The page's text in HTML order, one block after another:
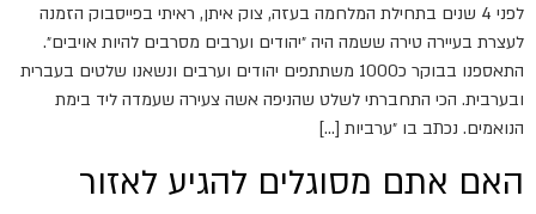
לפני 4 שנים בתחילת המלחמה בעזה, צוק איתן, ראיתי בפייסבוק הזמנה
לעצרת בעיירה טירה ששמה היה ״יהודים וערבים מסרבים להיות אויבים״.
התאספנו בבוקר כ1000 משתתפים יהודים וערבים ונשאנו שלטים בעברית
ובערבית. הכי התחברתי לשלט שהניפה אשה צעירה שעמדה ליד בימת
הנואמים. נכתב בו ״ערביות […]
האם אתם מסוגלים להגיע לאזור